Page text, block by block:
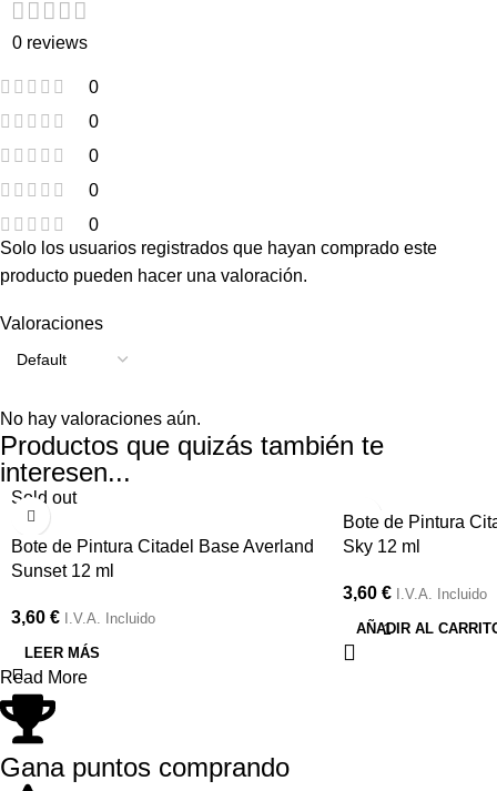
0 reviews
0
0
0
0
0
Valoraciones
No hay valoraciones aún.
Solo los usuarios registrados que hayan comprado este
producto pueden hacer una valoración.
Productos que quizás también te
interesen...
Sold out
Bote de Pintura Citadel Base Averland
Sunset 12 ml
3,60 € I.V.A. Incluido
LEER MÁS
Bote de Pintura
Sky 12 ml
3,60 € I.V.A. Incluido
AÑADIR AL
Read More
Gana puntos comprando